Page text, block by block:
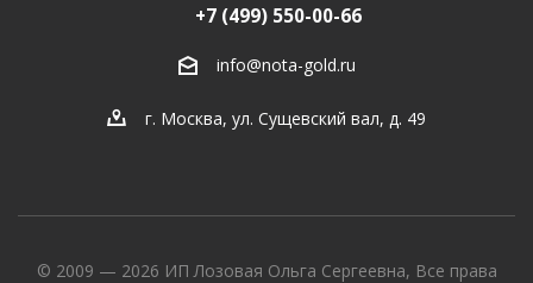
+7 (499) 550-00-66
info@nota-gold.ru
г. Москва, ул. Сущевский вал, д. 49
© 2009 — 2026 ИП Лозовая Ольга Сергеевна, Все права